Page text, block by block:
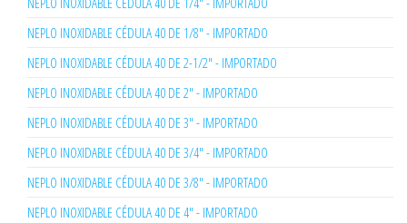
NEPLO INOXIDABLE CÉDULA 40 DE 1/8" - IMPORTADO
NEPLO INOXIDABLE CÉDULA 40 DE 2-1/2" - IMPORTADO
NEPLO INOXIDABLE CÉDULA 40 DE 2" - IMPORTADO
NEPLO INOXIDABLE CÉDULA 40 DE 3" - IMPORTADO
NEPLO INOXIDABLE CÉDULA 40 DE 3/4" - IMPORTADO
NEPLO INOXIDABLE CÉDULA 40 DE 3/8" - IMPORTADO
NEPLO INOXIDABLE CÉDULA 40 DE 4" - IMPORTADO